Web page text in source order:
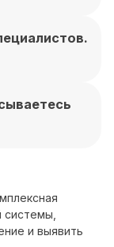
системы,
и выявить